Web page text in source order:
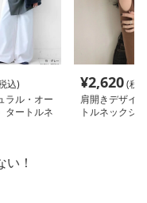
込)
ラル・オー
タートルネ
¥2,620(税
肩開きデザイ
トルネックシ
！